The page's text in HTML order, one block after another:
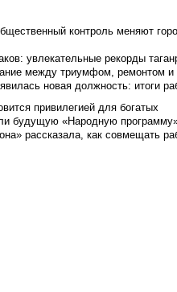
контроль меняют
увлекательные рекорды
между триумфом, ремонтом
новая должность: итоги
привилегией для богатых
будущую «Народную
рассказала, как совмещать